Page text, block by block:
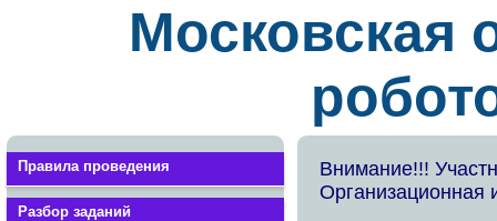
Московская
Правила проведения
Разбор заданий
Внимание!!!